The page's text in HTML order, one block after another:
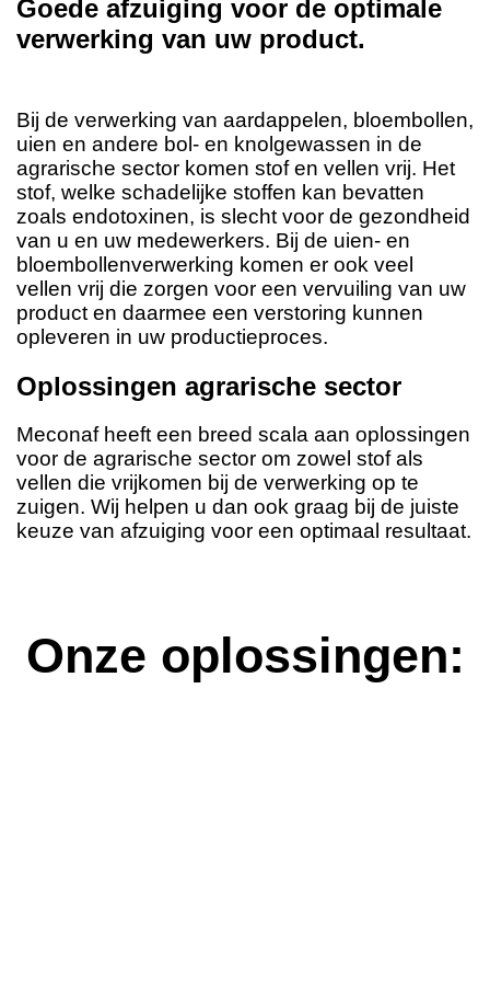
Goede afzuiging voor de optimale
verwerking van uw product.
Bij de verwerking van aardappelen, bloembollen,
uien en andere bol- en knolgewassen in de
agrarische sector komen stof en vellen vrij. Het
stof, welke schadelijke stoffen kan bevatten
zoals endotoxinen, is slecht voor de gezondheid
van u en uw medewerkers. Bij de uien- en
bloembollenverwerking komen er ook veel
vellen vrij die zorgen voor een vervuiling van uw
product en daarmee een verstoring kunnen
opleveren in uw productieproces.
Oplossingen agrarische sector
Meconaf heeft een breed scala aan oplossingen
voor de agrarische sector om zowel stof als
vellen die vrijkomen bij de verwerking op te
zuigen. Wij helpen u dan ook graag bij de juiste
keuze van afzuiging voor een optimaal resultaat.
Onze oplossingen: